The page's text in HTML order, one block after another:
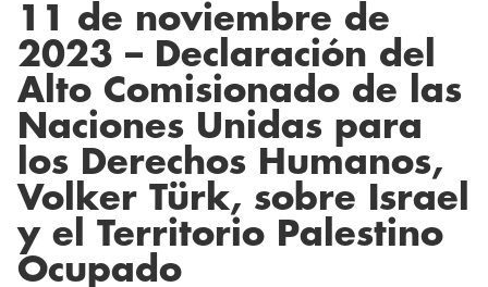
11 de noviembre de
2023 – Declaración del
Alto Comisionado de las
Naciones Unidas para
los Derechos Humanos,
Volker Türk, sobre Israel
y el Territorio Palestino
Ocupado